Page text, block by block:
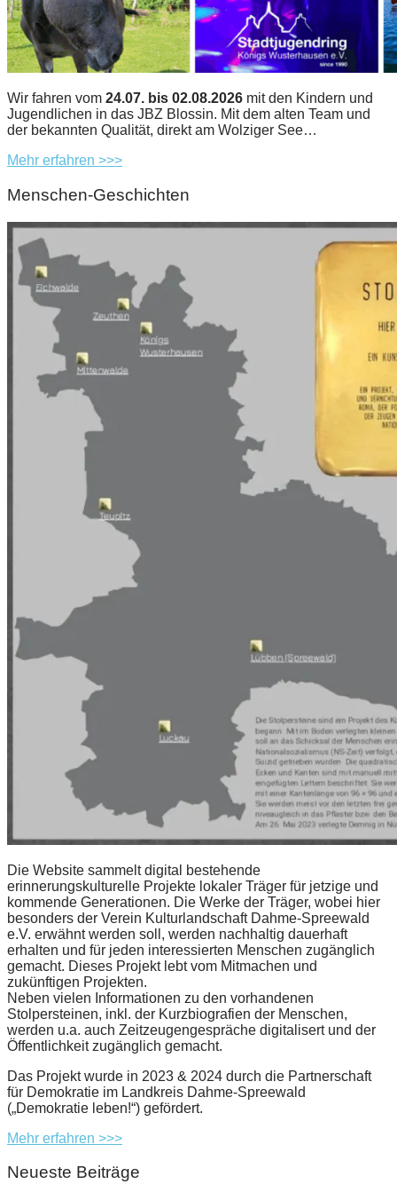
Wir fahren vom 24.07. bis 02.08.2026 mit den Kindern und
Jugendlichen in das JBZ Blossin. Mit dem alten Team und
der bekannten Qualität, direkt am Wolziger See…
Mehr erfahren >>>
Menschen-Geschichten
Die Website sammelt digital bestehende
erinnerungskulturelle Projekte lokaler Träger für jetzige und
kommende Generationen. Die Werke der Träger, wobei hier
besonders der Verein Kulturlandschaft Dahme-Spreewald
e.V. erwähnt werden soll, werden nachhaltig dauerhaft
erhalten und für jeden interessierten Menschen zugänglich
gemacht. Dieses Projekt lebt vom Mitmachen und
zukünftigen Projekten.
Neben vielen Informationen zu den vorhandenen
Stolpersteinen, inkl. der Kurzbiografien der Menschen,
werden u.a. auch Zeitzeugengespräche digitalisert und der
Öffentlichkeit zugänglich gemacht.
Das Projekt wurde in 2023 & 2024 durch die Partnerschaft
für Demokratie im Landkreis Dahme-Spreewald
(„Demokratie leben!“) gefördert.
Mehr erfahren >>>
Neueste Beiträge